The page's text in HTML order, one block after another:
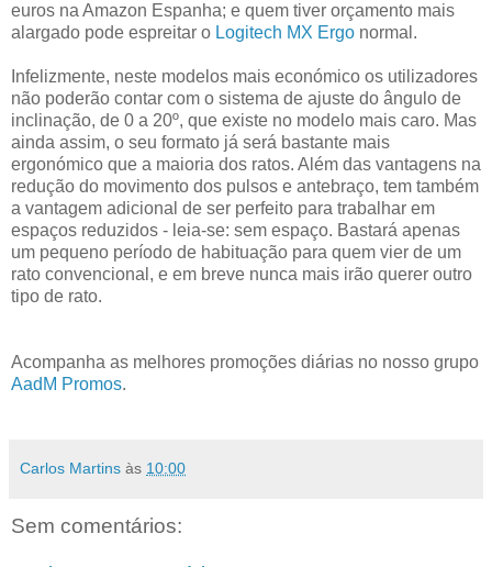
euros na Amazon Espanha; e quem tiver orçamento mais
alargado pode espreitar o Logitech MX Ergo normal.
Infelizmente, neste modelos mais económico os utilizadores
não poderão contar com o sistema de ajuste do ângulo de
inclinação, de 0 a 20º, que existe no modelo mais caro. Mas
ainda assim, o seu formato já será bastante mais
ergonómico que a maioria dos ratos. Além das vantagens na
redução do movimento dos pulsos e antebraço, tem também
a vantagem adicional de ser perfeito para trabalhar em
espaços reduzidos - leia-se: sem espaço. Bastará apenas
um pequeno período de habituação para quem vier de um
rato convencional, e em breve nunca mais irão querer outro
tipo de rato.
Acompanha as melhores promoções diárias no nosso grupo
AadM Promos.
Carlos Martins às 10:00
Sem comentários: